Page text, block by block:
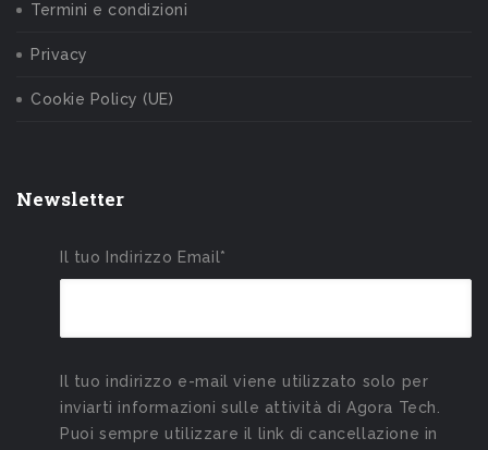
Termini e condizioni
Privacy
Cookie Policy (UE)
Newsletter
Il tuo Indirizzo Email*
Il tuo indirizzo e-mail viene utilizzato solo per
inviarti informazioni sulle attività di Agora Tech.
Puoi sempre utilizzare il link di cancellazione in